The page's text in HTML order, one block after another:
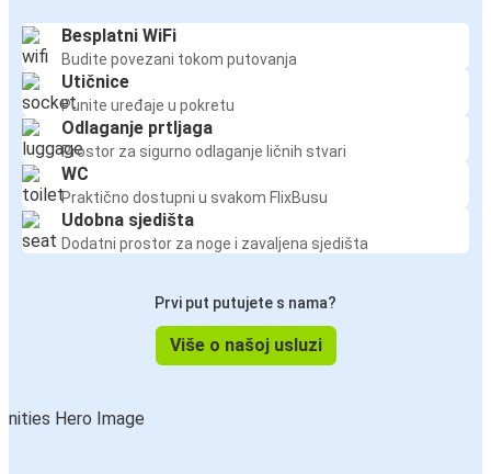
Besplatni WiFi
Budite povezani tokom putovanja
Utičnice
Punite uređaje u pokretu
Odlaganje prtljaga
Prostor za sigurno odlaganje ličnih stvari
WC
Praktično dostupni u svakom FlixBusu
Udobna sjedišta
Dodatni prostor za noge i zavaljena sjedišta
Prvi put putujete s nama?
Više o našoj usluzi